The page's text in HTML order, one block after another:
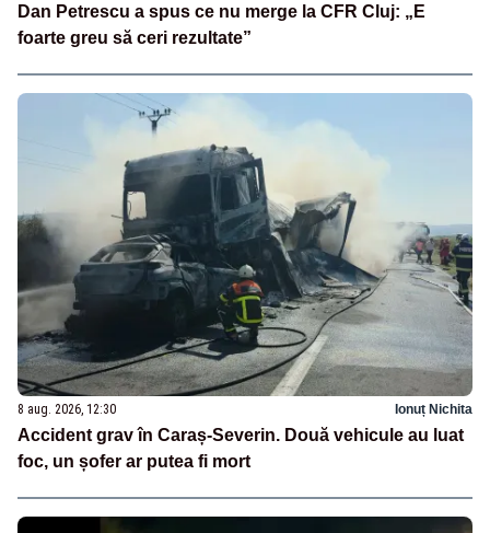
Dan Petrescu a spus ce nu merge la CFR Cluj: „E
foarte greu să ceri rezultate”
8 aug. 2026, 12:30 Ionuț Nichita
Accident grav în Caraș-Severin. Două vehicule au luat
foc, un șofer ar putea fi mort